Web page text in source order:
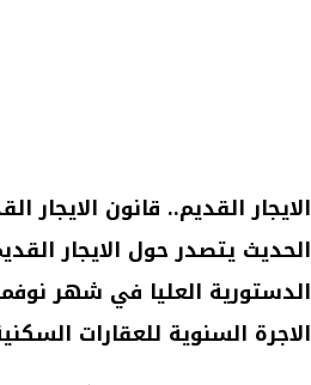
الايجار القديم.. قانون الايجار
الحديث يتصدر حول الايجار
الدستورية العليا في شهر
الاجرة السنوية للعقارات